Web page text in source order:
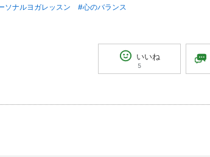
ソナルヨガレッスン
#心のバランス
いいね
5